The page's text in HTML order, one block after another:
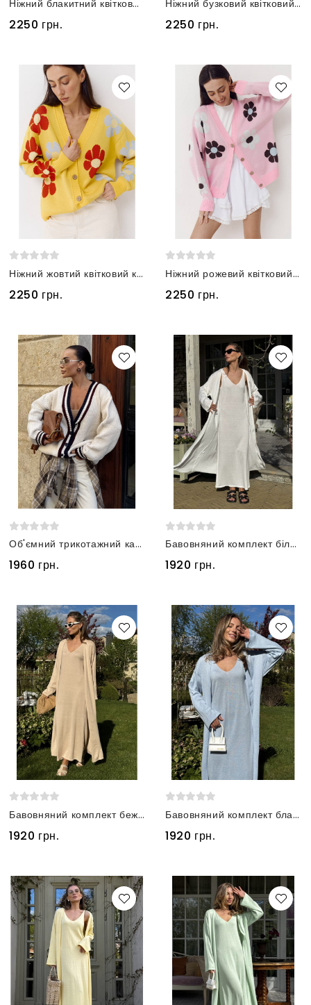
Ніжний блакитний квітковий кардиган
2250 грн.
Ніжний бузковий квітковий кардиган
2250 грн.
Ніжний жовтий квітковий кардиган
2250 грн.
Ніжний рожевий квітковий кардиган
2250 грн.
Об'ємний трикотажний кардиган білого кольору
1960 грн.
Бавовняний комплект білий сукня та кардиган
1920 грн.
Бавовняний комплект бежевий сукня та кардиган
1920 грн.
Бавовняний комплект блакитний сукня та кардиган
1920 грн.